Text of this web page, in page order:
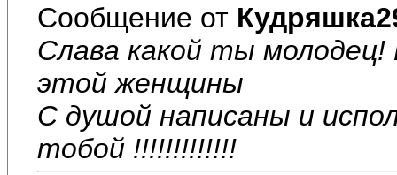
Сообщение от
Слава какой ты молодец!
этой женщины
С душой написаны и
тобой !!!!!!!!!!!!!